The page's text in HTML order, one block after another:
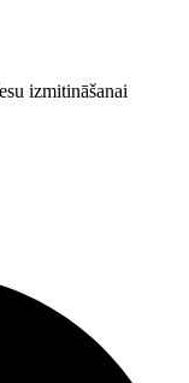
izmitināšanai